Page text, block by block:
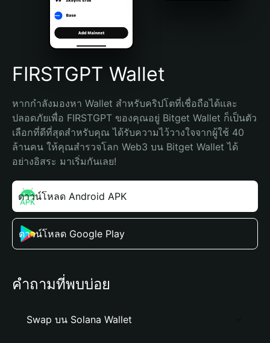
Português (Brasil)
Español (Argentina)
FIRSTGPT Wallet
หากกำลังมองหา Wallet สำหรับคริปโตที่เชื่อถือได้และ
ปลอดภัยเพื่อ FIRSTGPT ของคุณอยู่ Bitget Wallet ก็เป็นตัว
เลือกที่ดีที่สุดสำหรับคุณ ได้รับความไว้วางใจจากผู้ใช้ 40
ล้านคน ให้คุณสำรวจโลก Web3 บน Bitget Wallet ได้
อย่างอิสระ มาเริ่มกันเลย!
ดาวน์โหลด Android APK
ดาวน์โหลด Google Play
คำถามที่พบบ่อย
Swap บน Solana Wallet